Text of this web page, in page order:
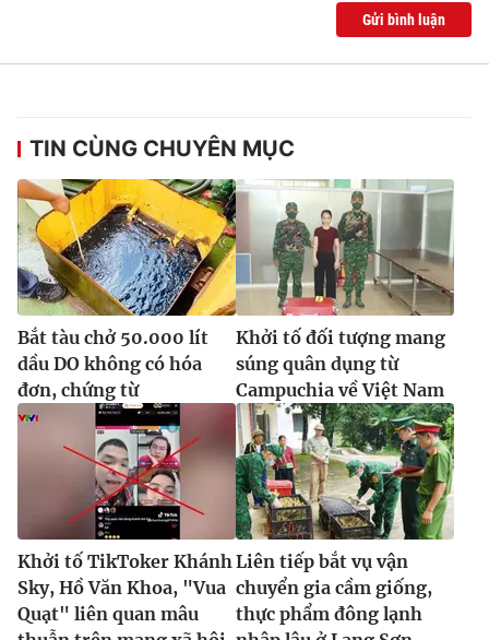
Gửi bình luận
TIN CÙNG CHUYÊN MỤC
Bắt tàu chở 50.000 lít
dầu DO không có hóa
đơn, chứng từ
Khởi tố đối tượng mang
súng quân dụng từ
Campuchia về Việt Nam
Khởi tố TikToker Khánh
Sky, Hồ Văn Khoa, "Vua
Quạt" liên quan mâu
Liên tiếp bắt vụ vận
chuyển gia cầm giống,
thực phẩm đông lạnh